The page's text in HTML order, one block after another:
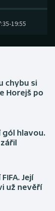
-19:55
chybu si
Horejš po
gól hlavou.
Její
už nevěří